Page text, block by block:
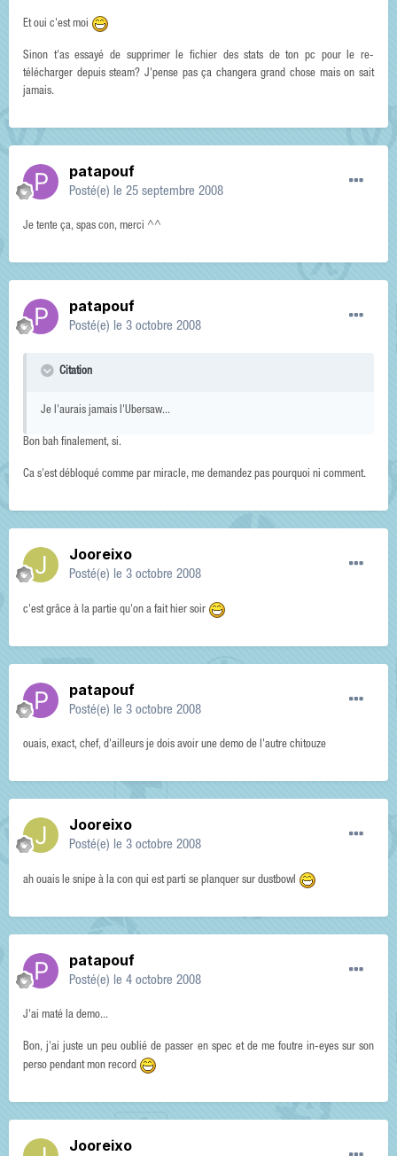
Et oui c'est moi
Sinon t'as essayé de supprimer le fichier des stats de ton pc pour le re-
télécharger depuis steam? J'pense pas ça changera grand chose mais on sait
jamais.
patapouf
Posté(e) le 25 septembre 2008
Je tente ça, spas con, merci ^^
patapouf
Posté(e) le 3 octobre 2008
Citation
Je l'aurais jamais l'Ubersaw...
Bon bah finalement, si.
Ca s'est débloqué comme par miracle, me demandez pas pourquoi ni comment.
Jooreixo
Posté(e) le 3 octobre 2008
c'est grâce à la partie qu'on a fait hier soir
patapouf
Posté(e) le 3 octobre 2008
ouais, exact, chef, d'ailleurs je dois avoir une demo de l'autre chitouze
Jooreixo
Posté(e) le 3 octobre 2008
ah ouais le snipe à la con qui est parti se planquer sur dustbowl
patapouf
Posté(e) le 4 octobre 2008
J'ai maté la demo...
Bon, j'ai juste un peu oublié de passer en spec et de me foutre in-eyes sur son
perso pendant mon record
Jooreixo